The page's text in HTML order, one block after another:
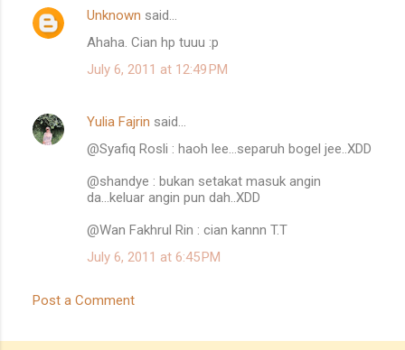
Unknown said…
Ahaha. Cian hp tuuu :p
July 6, 2011 at 12:49 PM
Yulia Fajrin said…
@Syafiq Rosli : haoh lee...separuh bogel jee..XDD
@shandye : bukan setakat masuk angin
da...keluar angin pun dah..XDD
@Wan Fakhrul Rin : cian kannn T.T
July 6, 2011 at 6:45 PM
Post a Comment